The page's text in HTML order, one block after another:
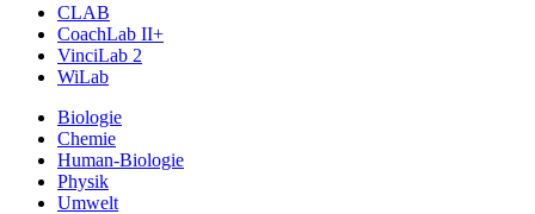
CLAB
CoachLab II+
VinciLab 2
WiLab
Biologie
Chemie
Human-Biologie
Physik
Umwelt